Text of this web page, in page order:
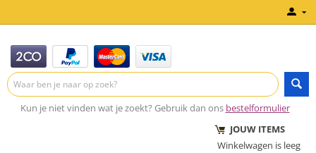
Kun je niet vinden wat je zoekt? Gebruik dan ons bestelformulier
JOUW ITEMS
Winkelwagen is leeg